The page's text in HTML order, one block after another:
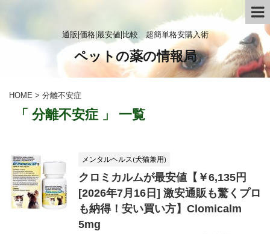
通販|価格|最安値|比較 超簡単格安購入術
ペットの薬の情報局
HOME > 分離不安症
「 分離不安症 」 一覧
メンタルヘルス(犬猫兼用)
クロミカルムが最安値【￥6,135円
[2026年7月16日] 激安通販も驚くプロ
も納得！安い買い方】Clomicalm
5mg